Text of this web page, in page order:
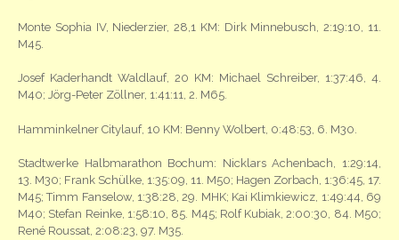
Monte Sophia IV, Niederzier, 28,1 KM: Dirk Minnebusch, 2:19:10, 11.
M45.
Josef Kaderhandt Waldlauf, 20 KM: Michael Schreiber, 1:37:46, 4.
M40; Jörg-Peter Zöllner, 1:41:11, 2. M65.
Hamminkelner Citylauf, 10 KM: Benny Wolbert, 0:48:53, 6. M30.
Stadtwerke Halbmarathon Bochum: Nicklars Achenbach, 1:29:14,
13. M30; Frank Schülke, 1:35:09, 11. M50; Hagen Zorbach, 1:36:45, 17.
M45; Timm Fanselow, 1:38:28, 29. MHK; Kai Klimkiewicz, 1:49:44, 69
M40; Stefan Reinke, 1:58:10, 85. M45; Rolf Kubiak, 2:00:30, 84. M50;
René Roussat, 2:08:23, 97. M35.